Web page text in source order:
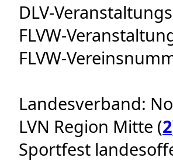
DLV-
FLVW-
FLVW-
Landesverband:
LVN Region Mitte (2
Sportfest